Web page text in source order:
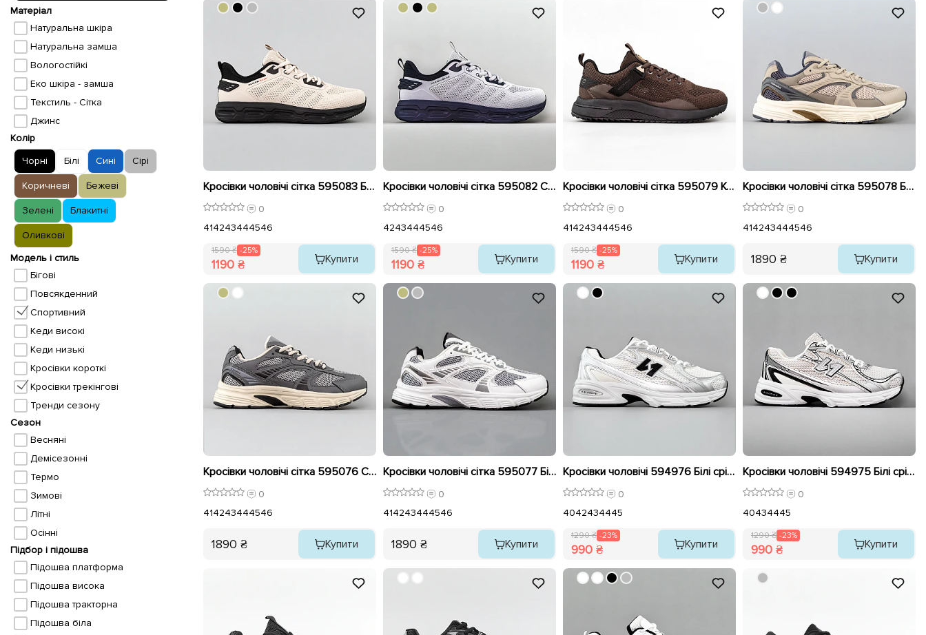
Матеріал
Натуральна шкіра
Натуральна замша
Вологостійкі
Еко шкіра - замша
Текстиль - Сітка
Джинс
Колір
Чорні
Білі Сині Сірі
Коричневі Бежеві
Зелені Блакитні
Оливкові
Модель і стиль
Бігові
Повсякденний
Спортивний
Кеди високі
Кеди низькі
Кросівки короткі
Кросівки трекінгові
Тренди сезону
Сезон
Весняні
Демісезонні
Термо
Зимові
Літні
Осінні
Підбор і підошва
Підошва платформа
Підошва висока
Підошва тракторна
Підошва біла
Кросівки чоловічі сітка 595083 Бежеві розпродаж
0
414243444546
1590 ₴ -25%
1190 ₴ Купити
Кросівки чоловічі сітка 595082 Сірі розпродаж
0
4243444546
1590 ₴ -25%
1190 ₴ Купити
Кросівки чоловічі сітка 595079 Коричневі розпродаж
0
414243444546
1590 ₴ -25%
1190 ₴ Купити
Кросівки чоловічі сітка 595078 Бежеві
0
414243444546
1890 ₴ Купити
Кросівки чоловічі сітка 595076 Сірий
0
414243444546
1890 ₴ Купити
Кросівки чоловічі сітка 595077 Білі
0
414243444546
1890 ₴ Купити
Кросівки чоловічі 594976 Білі сріблясті розпродаж
0
4042434445
1290 ₴ -23%
990 ₴ Купити
Кросівки чоловічі 594975 Білі сріблясті розпродаж
0
40434445
1290 ₴ -23%
990 ₴ Купити